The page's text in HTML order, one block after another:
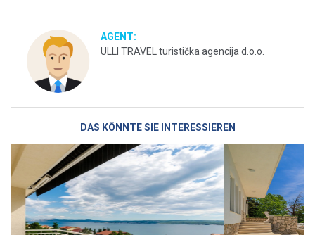
AGENT:
ULLI TRAVEL turistička agencija d.o.o.
DAS KÖNNTE SIE INTERESSIEREN